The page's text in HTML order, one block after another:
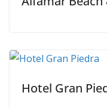
Hotel Gran